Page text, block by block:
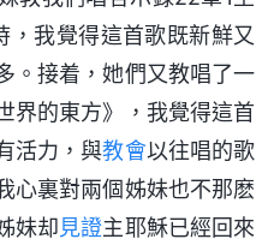
，我覺得這首歌既新鮮又
。接着，她們又教唱了一
界的東方》，我覺得這首
活力，與教會以往唱的歌
心裏對兩個姊妹也不那麽
妹却見證主耶穌已經回來